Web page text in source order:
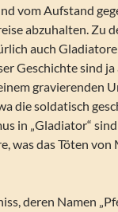
vom Aufstand
abzuhalten. Zu
auch
Geschichte sind
gravierenden
die soldatisch
in „Gladiator“
was das Töten von
deren Namen